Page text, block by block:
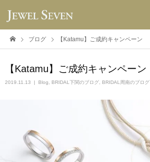
ブログ 【Katamu】ご成約キャンペーン
【Katamu】ご成約キャンペーン
2019.11.13 Blog BRIDAL下関のブログ BRIDAL周南のブログ